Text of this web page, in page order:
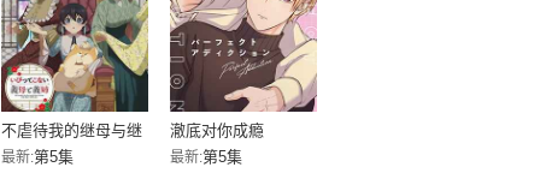
不虐待我的继母与继
姐
最新:第5集
澈底对你成瘾
最新:第5集